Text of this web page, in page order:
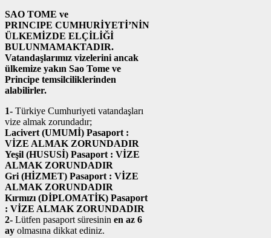
SAO TOME ve
PRINCIPE CUMHURİYETİ’NİN
ÜLKEMİZDE ELÇİLİĞİ
BULUNMAMAKTADIR.
Vatandaşlarımız vizelerini ancak
ülkemize yakın Sao Tome ve
Principe temsilciliklerinden
alabilirler.
1- Türkiye Cumhuriyeti vatandaşları
vize almak zorundadır;
Lacivert (UMUMİ) Pasaport :
VİZE ALMAK ZORUNDADIR
Yeşil (HUSUSİ) Pasaport : VİZE
ALMAK ZORUNDADIR
Gri (HİZMET) Pasaport : VİZE
ALMAK ZORUNDADIR
Kırmızı (DİPLOMATİK) Pasaport
: VİZE ALMAK ZORUNDADIR
2- Lütfen pasaport süresinin en az 6
ay olmasına dikkat ediniz.